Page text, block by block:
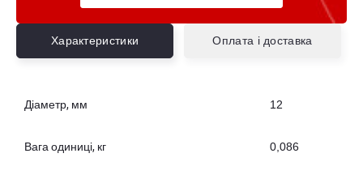
Характеристики Оплата і доставка
Діаметр, мм 12
Вага одиниці, кг 0,086